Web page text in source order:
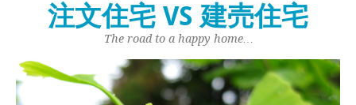
注文住宅 VS 建売住宅
The road to a happy home…